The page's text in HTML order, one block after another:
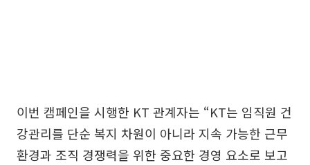
이번 캠페인을 시행한 KT 관계자는 “KT는 임직원 건
강관리를 단순 복지 차원이 아니라 지속 가능한 근무
환경과 조직 경쟁력을 위한 중요한 경영 요소로 보고